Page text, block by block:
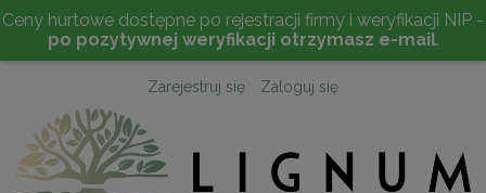
Ceny hurtowe dostępne po rejestracji firmy i weryfikacji NIP -
po pozytywnej weryfikacji otrzymasz e-mail.
Zarejestruj się Zaloguj się